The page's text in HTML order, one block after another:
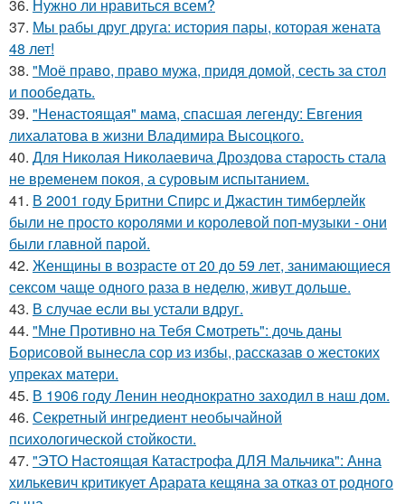
36. Нужно ли нравиться всем?
37. Мы рабы друг друга: история пары, которая жената
48 лет!
38. "Моё право, право мужа, придя домой, сесть за стол
и пообедать.
39. "Ненастоящая" мама, спасшая легенду: Евгения
лихалатова в жизни Владимира Высоцкого.
40. Для Николая Николаевича Дроздова старость стала
не временем покоя, а суровым испытанием.
41. В 2001 году Бритни Спирс и Джастин тимберлейк
были не просто королями и королевой поп-музыки - они
были главной парой.
42. Женщины в возрасте от 20 до 59 лет, занимающиеся
сексом чаще одного раза в неделю, живут дольше.
43. В случае если вы устали вдруг.
44. "Мне Противно на Тебя Смотреть": дочь даны
Борисовой вынесла сор из избы, рассказав о жестоких
упреках матери.
45. В 1906 году Ленин неоднократно заходил в наш дом.
46. Секретный ингредиент необычайной
психологической стойкости.
47. "ЭТО Настоящая Катастрофа ДЛЯ Мальчика": Анна
хилькевич критикует Арарата кещяна за отказ от родного